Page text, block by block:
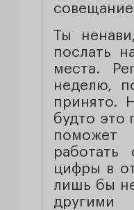
Ты
послать
места.
неделю,
принято.
будто это
поможет
цифры в
лишь бы